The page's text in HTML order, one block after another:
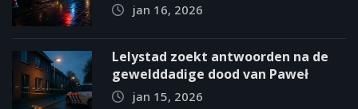
jan 16, 2026
Lelystad zoekt antwoorden na de
gewelddadige dood van Paweł
jan 15, 2026